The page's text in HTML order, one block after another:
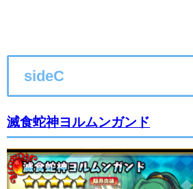
sideC
滅食蛇神ヨルムンガンド